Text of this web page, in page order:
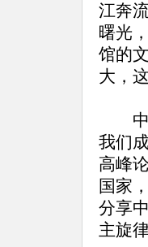
江奔
曙光
馆的
大，
中国
我们
高峰
国家
分享
主旋